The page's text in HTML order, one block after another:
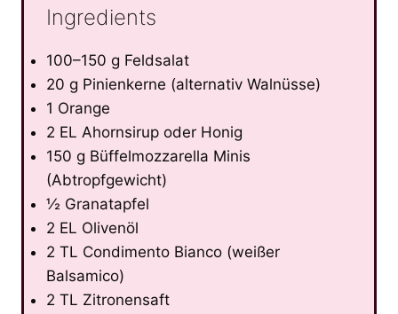
Ingredients
100–150 g Feldsalat
20 g Pinienkerne (alternativ Walnüsse)
1 Orange
2 EL Ahornsirup oder Honig
150 g Büffelmozzarella Minis
(Abtropfgewicht)
½ Granatapfel
2 EL Olivenöl
2 TL Condimento Bianco (weißer
Balsamico)
2 TL Zitronensaft